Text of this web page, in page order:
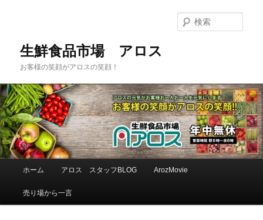
生鮮食品市場 アロス
お客様の笑顔がアロスの笑顔！
索
メインコンテンツへ移動
サブコンテンツへ移動
ホーム アロス スタッフBLOG ArozMovie
売り場から一言